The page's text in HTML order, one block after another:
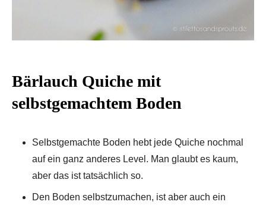
Bärlauch Quiche mit
selbstgemachtem Boden
Selbstgemachte Boden hebt jede Quiche nochmal
auf ein ganz anderes Level. Man glaubt es kaum,
aber das ist tatsächlich so.
Den Boden selbstzumachen, ist aber auch ein